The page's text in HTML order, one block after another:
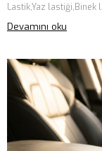
Lastik,Yaz
Devamını oku